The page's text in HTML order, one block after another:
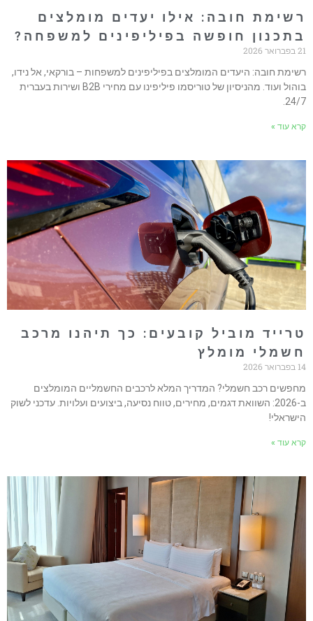
חובה: אילו יעדים מומלצים
חופשה בפיליפינים למשפחה?
חובה: היעדים המומלצים בפיליפינים למשפחות – בורקאי, אל נידו,
בוהול ועוד. מהניסיון של טוריסמו פיליפינו עם מחירי B2B ושירות בעברית
24/
עוד »
מוביל קובעים: כך תיהנו מרכב
מומלץ
רכב חשמלי? המדריך המלא לרכבים החשמליים המומלצים
ב-2026: השוואת דגמים, מחירים, טווח נסיעה, ביצועים ועלויות. עדכני לשוק
עוד »